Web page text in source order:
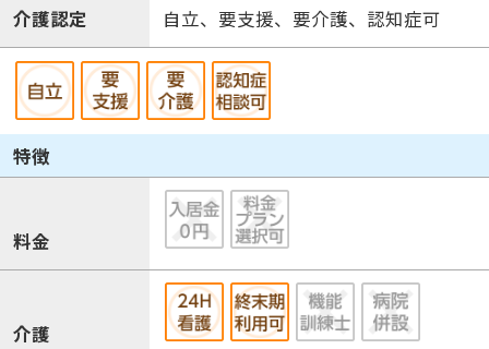
介護認定 自立、要支援、要介護、認知症可
特徴
料金
介護